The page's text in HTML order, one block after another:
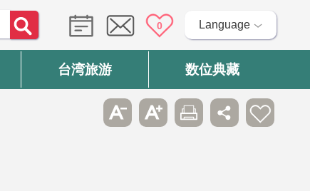
0 Language
台湾旅游 数位典藏